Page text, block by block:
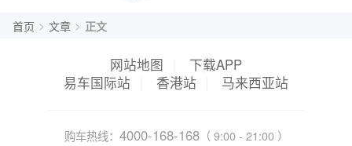
首页 > 文章 > 正文
网站地图
下载APP
易车国际站
香港站 马来西亚站
购车热线： 4000-168-168（ 9:00 - 21:00 ）